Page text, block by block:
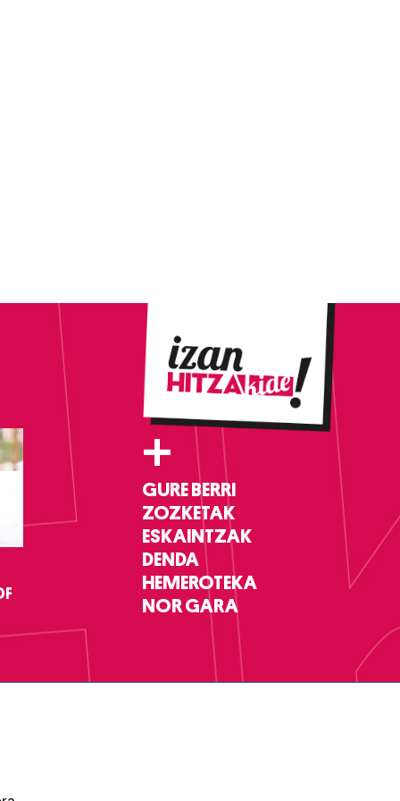
+
GURE BERRI
ZOZKETAK
ESKAINTZAK
DENDA
HEMEROTEKA
NOR GARA